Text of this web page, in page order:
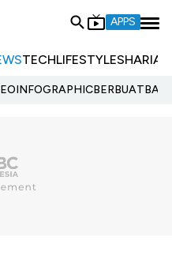
APPS
TECHLIFESTYLESHARIA
INFOGRAPHIC